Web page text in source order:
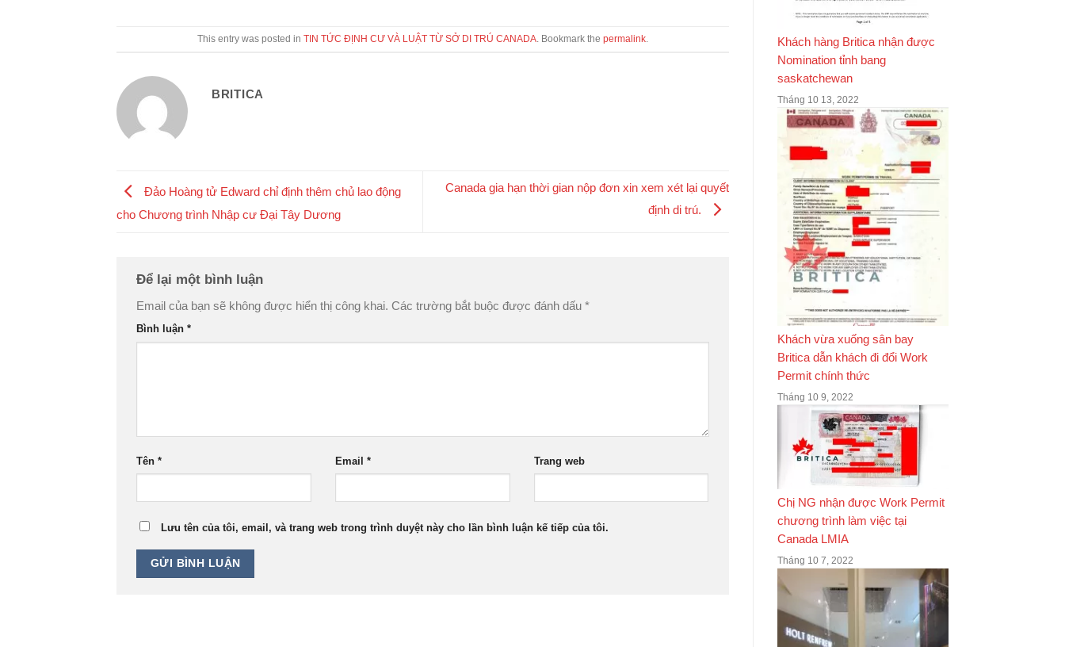
This entry was posted in TIN TỨC ĐỊNH CƯ VÀ LUẬT TỪ SỞ DI TRÚ CANADA. Bookmark the permalink.
BRITICA
Đảo Hoàng tử Edward chỉ định thêm chủ lao động
cho Chương trình Nhập cư Đại Tây Dương
Canada gia hạn thời gian nộp đơn xin xem xét lại quyết
định di trú.
Để lại một bình luận
Email của bạn sẽ không được hiển thị công khai. Các trường bắt buộc được đánh dấu *
Bình luận *
Tên * Email * Trang web
Lưu tên của tôi, email, và trang web trong trình duyệt này cho lần bình luận kế tiếp của tôi.
Khách hàng Britica nhận được
Nomination tỉnh bang
saskatchewan
Tháng 10 13, 2022
Khách vừa xuống sân bay
Britica dẫn khách đi đổi Work
Permit chính thức
Tháng 10 9, 2022
Chị NG nhận được Work Permit
chương trình làm việc tại
Canada LMIA
Tháng 10 7, 2022